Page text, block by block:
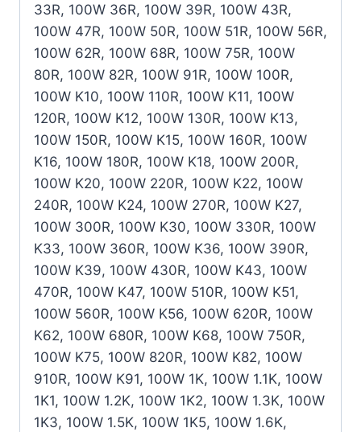
33R, 100W 36R, 100W 39R, 100W 43R,
100W 47R, 100W 50R, 100W 51R, 100W 56R,
100W 62R, 100W 68R, 100W 75R, 100W
80R, 100W 82R, 100W 91R, 100W 100R,
100W K10, 100W 110R, 100W K11, 100W
120R, 100W K12, 100W 130R, 100W K13,
100W 150R, 100W K15, 100W 160R, 100W
K16, 100W 180R, 100W K18, 100W 200R,
100W K20, 100W 220R, 100W K22, 100W
240R, 100W K24, 100W 270R, 100W K27,
100W 300R, 100W K30, 100W 330R, 100W
K33, 100W 360R, 100W K36, 100W 390R,
100W K39, 100W 430R, 100W K43, 100W
470R, 100W K47, 100W 510R, 100W K51,
100W 560R, 100W K56, 100W 620R, 100W
K62, 100W 680R, 100W K68, 100W 750R,
100W K75, 100W 820R, 100W K82, 100W
910R, 100W K91, 100W 1K, 100W 1.1K, 100W
1K1, 100W 1.2K, 100W 1K2, 100W 1.3K, 100W
1K3, 100W 1.5K, 100W 1K5, 100W 1.6K,